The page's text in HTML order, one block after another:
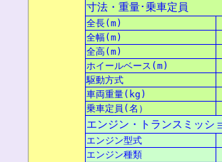
寸法 ・ 重量･乗車定員
全長(m)
全幅(m)
全高(m)
ホイールベース(m)
駆動方式
車両重量(kg)
乗車定員 ( 名 ）
エンジン・トランスミッシ
エンジン型式
エンジン種類